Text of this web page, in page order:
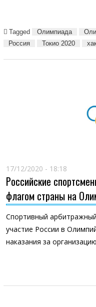
Tagged Олимпиада
Россия
Токио 2020
17/12/2020 - 18:18
Российские
флагом страны на
Спортивный
участие России в
наказания за